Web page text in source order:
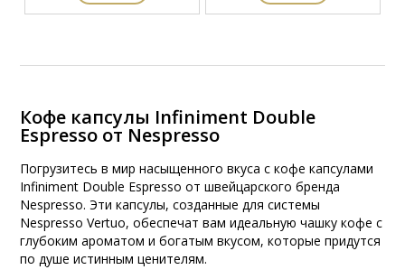
Кофе капсулы Infiniment Double
Espresso от Nespresso
Погрузитесь в мир насыщенного вкуса с кофе капсулами
Infiniment Double Espresso от швейцарского бренда
Nespresso. Эти капсулы, созданные для системы
Nespresso Vertuo, обеспечат вам идеальную чашку кофе с
глубоким ароматом и богатым вкусом, которые придутся
по душе истинным ценителям.